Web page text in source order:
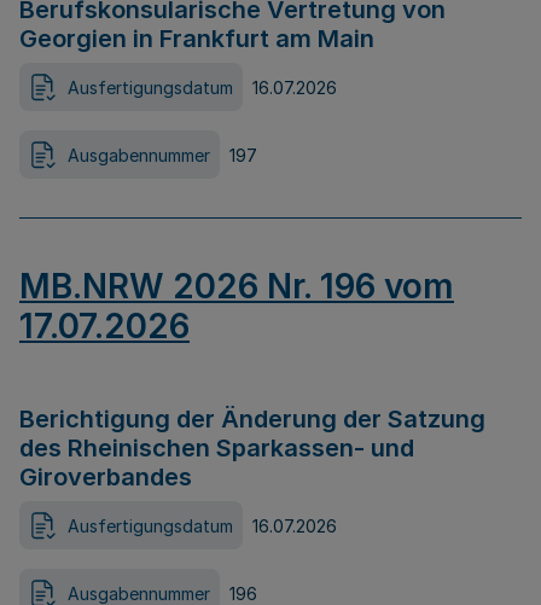
Berufskonsularische Vertretung von
Georgien in Frankfurt am Main
Ausfertigungsdatum 16.07.2026
Ausgabennummer 197
MB.NRW 2026 Nr. 196 vom
17.07.2026
Berichtigung der Änderung der Satzung
des Rheinischen Sparkassen- und
Giroverbandes
Ausfertigungsdatum 16.07.2026
Ausgabennummer 196